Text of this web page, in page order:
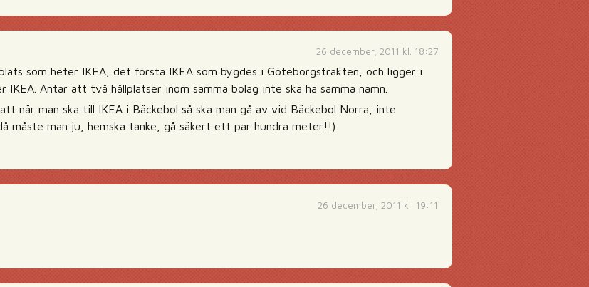
26 december, 2011 kl. 18:27
som heter IKEA, det första IKEA som bygdes i Göteborgstrakten, och ligger i
IKEA. Antar att två hållplatser inom samma bolag inte ska ha samma namn.
när man ska till IKEA i Bäckebol så ska man gå av vid Bäckebol Norra, inte
måste man ju, hemska tanke, gå säkert ett par hundra meter!!)
26 december, 2011 kl. 19:11